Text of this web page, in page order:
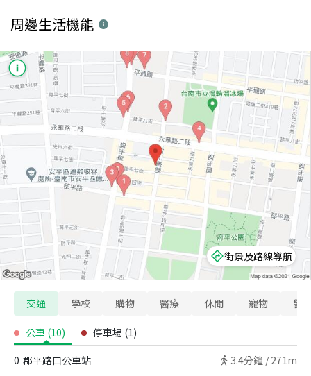
周邊生活機能
街景及路線導航
交通 學校 購物 醫療 休閒 寵物 警
公車 (10) 停車場 (1)
0 郡平路口公車站 3.4分鐘 / 271m